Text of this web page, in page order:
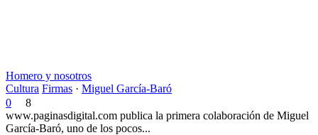
Homero y nosotros
Cultura Firmas · Miguel García-Baró
0
8
www.paginasdigital.com publica la primera colaboración de Miguel
García-Baró, uno de los pocos...